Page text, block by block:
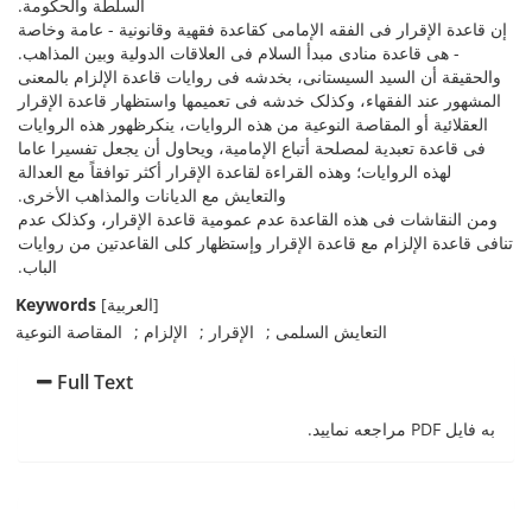
السلطة والحکومة.
إن قاعدة الإقرار فی الفقه الإمامی کقاعدة فقهیة وقانونیة - عامة وخاصة
- هی قاعدة منادی مبدأ السلام فی العلاقات الدولیة وبین المذاهب.
والحقیقة أن السید السیستانی، بخدشه فی روایات قاعدة الإلزام بالمعنى
المشهور عند الفقهاء، وکذلک خدشه فی تعمیمها واستظهار قاعدة الإقرار
العقلائیة أو المقاصة النوعیة من هذه الروایات، ینکرظهور هذه الروایات
فی قاعدة تعبدیة لمصلحة أتباع الإمامیة، ویحاول أن یجعل تفسیرا عاما
لهذه الروایات؛ وهذه القراءة لقاعدة الإقرار أکثر توافقاً مع العدالة
والتعایش مع الدیانات والمذاهب الأخرى.
ومن النقاشات فی هذه القاعدة عدم عمومیة قاعدة الإقرار، وکذلک عدم
تنافی قاعدة الإلزام مع قاعدة الإقرار وإستظهار کلی القاعدتین من روایات
الباب.
Keywords
[العربیة]
التعایش السلمی
الإقرار الإلزام المقاصة النوعیة
Full Text
به فایل PDF مراجعه نمایید.